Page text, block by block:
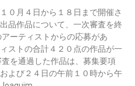
０月４日から１８日まで開催さ
品作品について、一次審査を終
ーティストからの応募があ
ストの合計４２０点の作品が一
を通過した作品は、募集要項
よび２４日の午前１０時から午